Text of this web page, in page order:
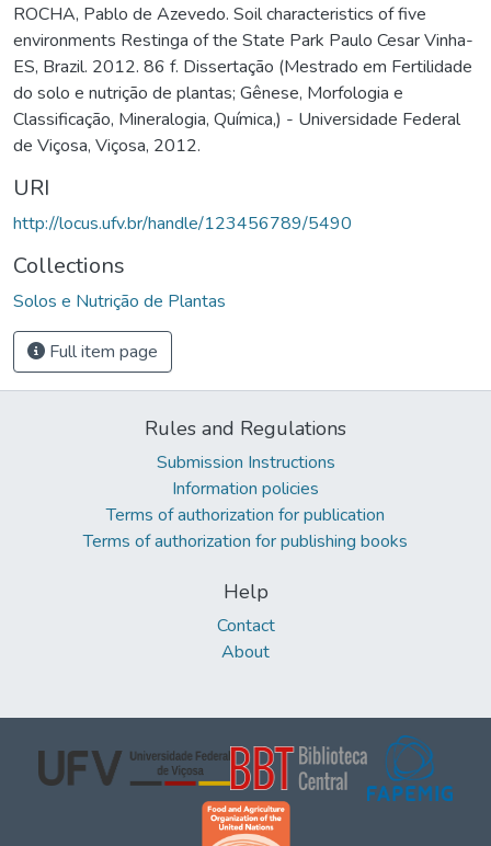
ROCHA, Pablo de Azevedo. Soil characteristics of five
environments Restinga of the State Park Paulo Cesar Vinha-
ES, Brazil. 2012. 86 f. Dissertação (Mestrado em Fertilidade
do solo e nutrição de plantas; Gênese, Morfologia e
Classificação, Mineralogia, Química,) - Universidade Federal
de Viçosa, Viçosa, 2012.
URI
http://locus.ufv.br/handle/123456789/5490
Collections
Solos e Nutrição de Plantas
Full item page
Rules and Regulations
Submission Instructions
Information policies
Terms of authorization for publication
Terms of authorization for publishing books
Help
Contact
About